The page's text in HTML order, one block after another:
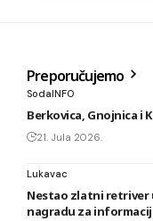
Preporučujemo
SodaINFO
Berkovica, Gnojnica i
21. Jula 2026.
Lukavac
Nestao zlatni retriver
nagradu za